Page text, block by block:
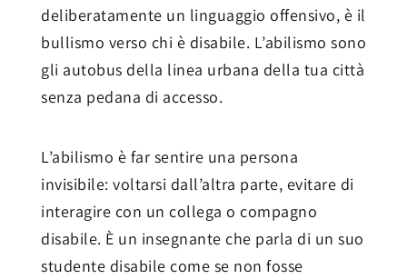
deliberatamente un linguaggio offensivo, è il
bullismo verso chi è disabile. L’abilismo sono
gli autobus della linea urbana della tua città
senza pedana di accesso.
L’abilismo è far sentire una persona
invisibile: voltarsi dall’altra parte, evitare di
interagire con un collega o compagno
disabile. È un insegnante che parla di un suo
studente disabile come se non fosse